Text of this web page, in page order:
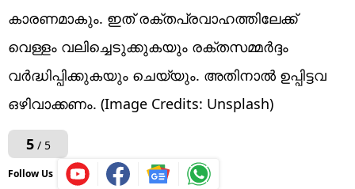
കാരണമാകും. ഇത് രക്തപ്രവാഹത്തിലേക്ക്
വെള്ളം വലിച്ചെടുക്കുകയും രക്തസമ്മർദ്ദം
വർദ്ധിപ്പിക്കുകയും ചെയ്യും. അതിനാൽ ഉപ്പിട്ടവ
ഒഴിവാക്കണം. (Image Credits: Unsplash)
5/ 5
Follow Us